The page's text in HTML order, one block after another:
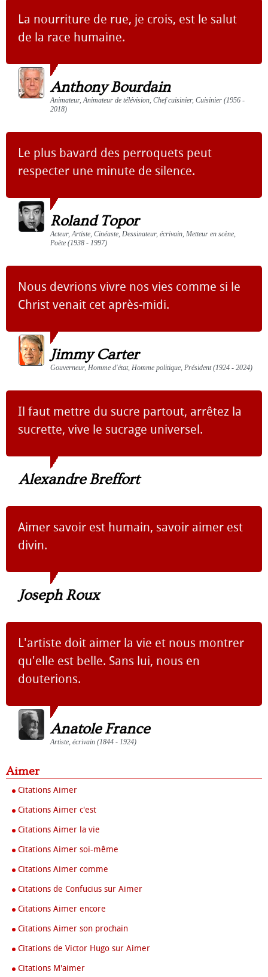
La nourriture de rue, je crois, est le salut
de la race humaine.
Anthony Bourdain
Animateur, Animateur de télévision, Chef cuisinier, Cuisinier (1956 -
2018)
Le plus bavard des perroquets peut
respecter une minute de silence.
Roland Topor
Acteur, Artiste, Cinéaste, Dessinateur, écrivain, Metteur en scène,
Poète (1938 - 1997)
Nous devrions vivre nos vies comme si le
Christ venait cet après-midi.
Jimmy Carter
Gouverneur, Homme d'état, Homme politique, Président (1924 - 2024)
Il faut mettre du sucre partout, arrêtez la
sucrette, vive le sucrage universel.
Alexandre Breffort
Aimer savoir est humain, savoir aimer est
divin.
Joseph Roux
L'artiste doit aimer la vie et nous montrer
qu'elle est belle. Sans lui, nous en
douterions.
Anatole France
Artiste, écrivain (1844 - 1924)
Aimer
Citations Aimer
Citations Aimer c'est
Citations Aimer la vie
Citations Aimer soi-même
Citations Aimer comme
Citations de Confucius sur Aimer
Citations Aimer encore
Citations Aimer son prochain
Citations de Victor Hugo sur Aimer
Citations M'aimer